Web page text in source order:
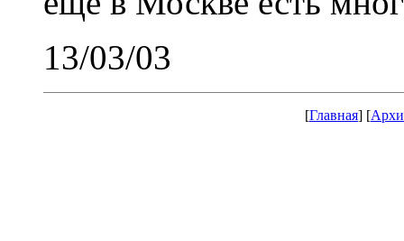
13/03/03
[Главная] [